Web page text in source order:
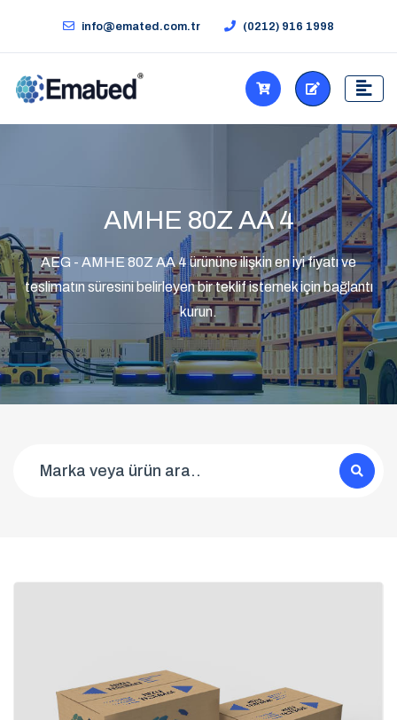
info@emated.com.tr (0212) 916 1998
AMHE 80Z AA 4
AEG - AMHE 80Z AA 4 ürününe ilişkin en iyi fiyatı ve
teslimatın süresini belirleyen bir teklif istemek için bağlantı
kurun.